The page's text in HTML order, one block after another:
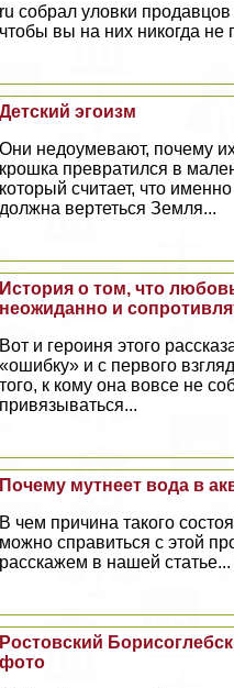
ru собрал уловки продавцов
чтобы вы на них никогда не
Детский эгоизм
Они недоумевают, почему
крошка превратился в
который считает, что именно
должна вертеться Земля...
История о том, что
неожиданно и
Вот и героиня этого
«ошибку» и с первого
того, к кому она вовсе не
привязываться...
Почему мутнеет вода в
В чем причина такого
можно справиться с этой
расскажем в нашей статье...
Ростовский
фото